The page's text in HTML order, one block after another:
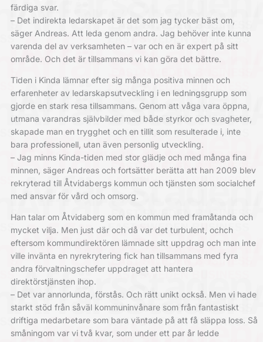
färdiga svar.
– Det indirekta ledarskapet är det som jag tycker bäst om,
säger Andreas. Att leda genom andra. Jag behöver inte kunna
varenda del av verksamheten – var och en är expert på sitt
område. Och det är tillsammans vi kan göra det bättre.
Tiden i Kinda lämnar efter sig många positiva minnen och
erfarenheter av ledarskapsutveckling i en ledningsgrupp som
gjorde en stark resa tillsammans. Genom att våga vara öppna,
utmana varandras självbilder med både styrkor och svagheter,
skapade man en trygghet och en tillit som resulterade i, inte
bara professionell, utan även personlig utveckling.
– Jag minns Kinda-tiden med stor glädje och med många fina
minnen, säger Andreas och fortsätter berätta att han 2009 blev
rekryterad till Åtvidabergs kommun och tjänsten som socialchef
med ansvar för vård och omsorg.
Han talar om Åtvidaberg som en kommun med framåtanda och
mycket vilja. Men just där och då var det turbulent, ochch
eftersom kommundirektören lämnade sitt uppdrag och man inte
ville invänta en nyrekrytering fick han tillsammans med fyra
andra förvaltningschefer uppdraget att hantera
direktörstjänsten ihop.
– Det var annorlunda, förstås. Och rätt unikt också. Men vi hade
starkt stöd från såväl kommuninvånare som från fantastiskt
driftiga medarbetare som bara väntade på att få släppa loss. Så
småningom var vi två kvar, som under ett par år ledde